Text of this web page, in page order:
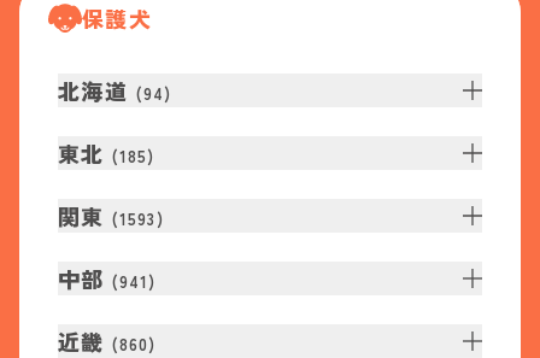
保護犬
北海道 (94)
東北 (185)
関東 (1593 )
中部 (941 )
近畿 (860)